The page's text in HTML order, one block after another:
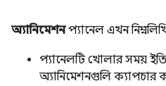
অ্যানিমেশনপ্যানেল এখন
প্যানেলটি খোলার সময়
অ্যানিমেশনগুলি ক্যাপচার